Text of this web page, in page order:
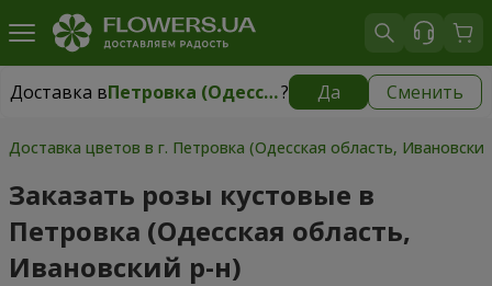
Доставка в Петровка (Одесская область, Ивановский р-н)? Да Сменить
Доставка в Петровка (Одесская область, Ивановский р-н)|930 грн
Доставка цветов в г. Петровка (Одесская область,
Заказать розы кустовые в
Петровка (Одесская область,
Ивановский р-н)